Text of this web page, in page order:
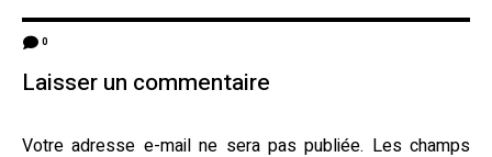
0
Laisser un commentaire
Votre adresse e-mail ne sera pas publiée. Les champs